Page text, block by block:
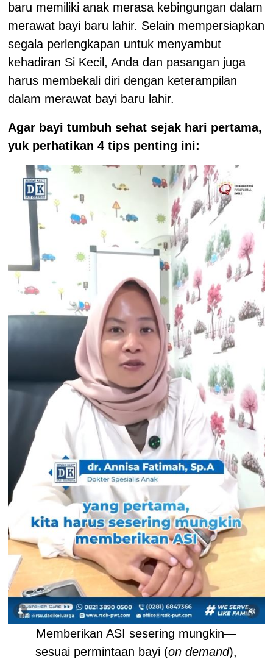
baru memiliki anak merasa kebingungan dalam
merawat bayi baru lahir. Selain mempersiapkan
segala perlengkapan untuk menyambut
kehadiran Si Kecil, Anda dan pasangan juga
harus membekali diri dengan keterampilan
dalam merawat bayi baru lahir.
Agar bayi tumbuh sehat sejak hari pertama,
yuk perhatikan 4 tips penting ini:
Memberikan ASI sesering mungkin—
sesuai permintaan bayi (on demand),